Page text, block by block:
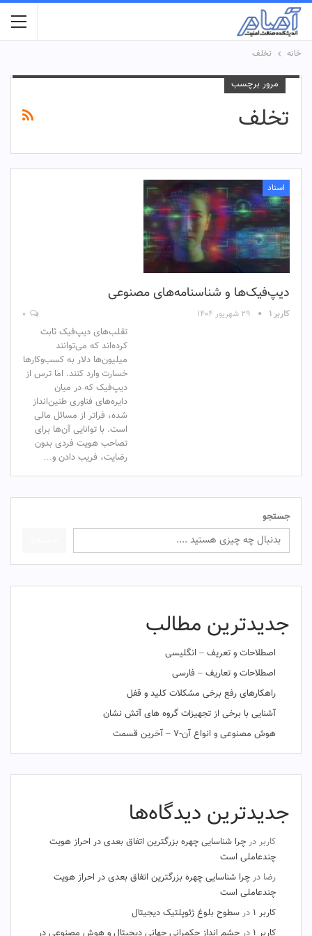
خانه تخلف
مرور برچسب
تخلف
اسناد
دیپ‌فیک‌ها و شناسنامه‌های مصنوعی
کاربر ۱ ۲۹ شهریور ۱۴۰۴
تقلب‌های دیپ‌فیک ثابت
کرده‌اند که می‌توانند
میلیون‌ها دلار به کسب‌وکارها
خسارت وارد کنند. اما ترس از
دیپ‌فیک که در میان
دایره‌های فناوری طنین‌انداز
شده، فراتر از مسائل مالی
است. با توانایی آن‌ها برای
تصاحب هویت فردی بدون
رضایت، فریب دادن و…
جستجو
جدیدترین مطالب
اصطلاحات و تعریف – انگلیسی
اصطلاحات و تعاریف – فارسی
راهکارهای رفع برخی مشکلات کلید و قفل
آشنایی با برخی از تجهیزات گروه های آتش نشان
هوش مصنوعی و انواع آن-۷ – آخرین قسمت
جدیدترین دیدگاه‌ها
کاربر در چرا شناسایی چهره بزرگترین اتفاق بعدی در احراز هویت
چندعاملی است
رضا در چرا شناسایی چهره بزرگترین اتفاق بعدی در احراز هویت
چندعاملی است
کاربر ۱
در سطوح بلوغ ژئوپلتیک دیجیتال